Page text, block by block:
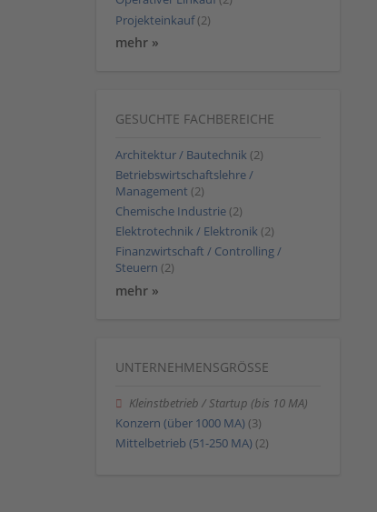
Projekteinkauf (2)
mehr »
GESUCHTE FACHBEREICHE
Architektur / Bautechnik (2)
Betriebswirtschaftslehre /
Management (2)
Chemische Industrie (2)
Elektrotechnik / Elektronik (2)
Finanzwirtschaft / Controlling /
Steuern (2)
mehr »
UNTERNEHMENSGRÖSSE
Kleinstbetrieb / Startup (bis 10 MA)
Konzern (über 1000 MA) (3)
Mittelbetrieb (51-250 MA) (2)